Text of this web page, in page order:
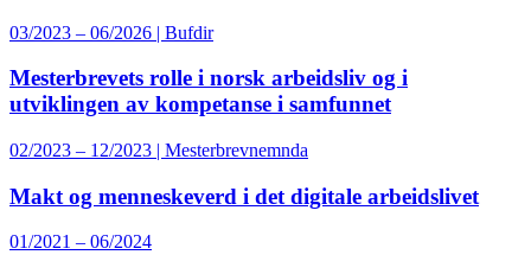
03/2023 – 06/2026 | Bufdir
Mesterbrevets rolle i norsk arbeidsliv og i
utviklingen av kompetanse i samfunnet
02/2023 – 12/2023 | Mesterbrevnemnda
Makt og menneskeverd i det digitale arbeidslivet
01/2021 – 06/2024